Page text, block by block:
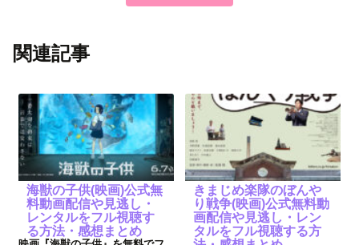
関連記事
海獣の子供(映画)公式無
料動画配信や見逃し・
レンタルをフル視聴す
る方法・感想まとめ
きまじめ楽隊のぼんや
り戦争(映画)公式無料動
画配信や見逃し・レン
タルをフル視聴する方